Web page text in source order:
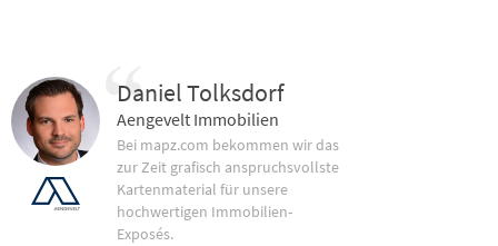
Daniel Tolksdorf
Aengevelt Immobilien
Bei mapz.com bekommen wir das
zur Zeit grafisch anspruchsvollste
Kartenmaterial für unsere
hochwertigen Immobilien-
Exposés.